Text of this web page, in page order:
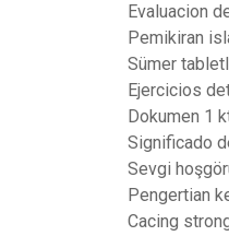
Evaluacion
Pemikiran
Sümer
Ejercicios
Dokumen 1
Significado
Sevgi
Pengertian
Cacing